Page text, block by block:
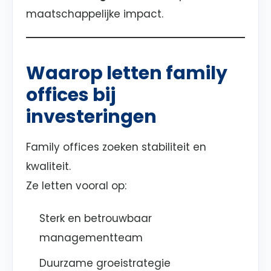
maatschappelijke impact.
Waarop letten family
offices bij
investeringen
Family offices zoeken stabiliteit en
kwaliteit.
Ze letten vooral op:
Sterk en betrouwbaar
managementteam
Duurzame groeistrategie